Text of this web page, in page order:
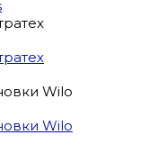
Wilo
Wilo